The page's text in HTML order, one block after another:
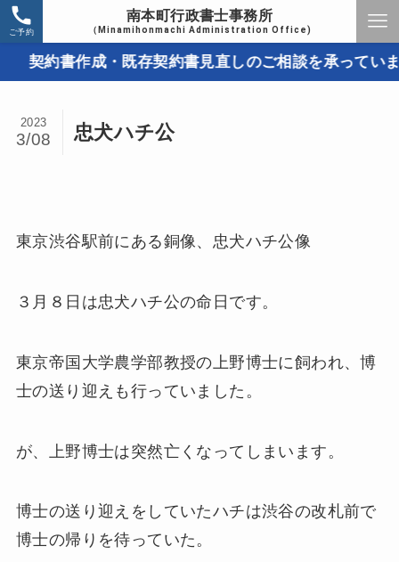
南本町行政書士事務所
（Minamihonmachi Administration Office)
ご予約
約書作成・既存契約書見直しのご相談を承っています
忠犬ハチ公
2023
3/08
東京渋谷駅前にある銅像、忠犬ハチ公像
３月８日は忠犬ハチ公の命日です。
東京帝国大学農学部教授の上野博士に飼われ、博
士の送り迎えも行っていました。
が、上野博士は突然亡くなってしまいます。
博士の送り迎えをしていたハチは渋谷の改札前で
博士の帰りを待っていた。